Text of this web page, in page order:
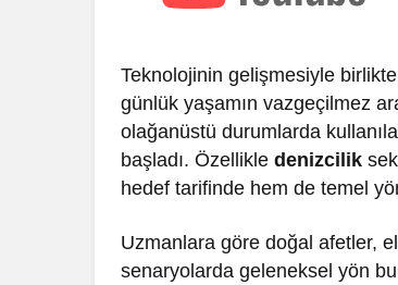
Teknolojinin gelişmesiyle
günlük yaşamın vazgeçilmez
olağanüstü durumlarda
başladı. Özellikledenizcilik
hedef tarifinde hem de temel
Uzmanlara göre doğal afetler,
senaryolarda geleneksel yön